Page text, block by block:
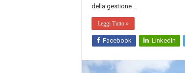
della gestione …
Leggi Tutto »
Facebook LinkedIn